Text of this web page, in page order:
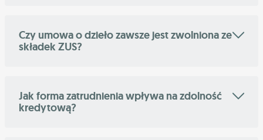
Czy umowa o dzieło zawsze jest zwolniona ze
składek ZUS?
Jak forma zatrudnienia wpływa na zdolność
kredytową?